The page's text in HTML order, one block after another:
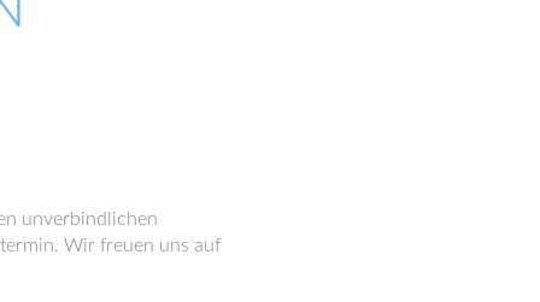
unverbindlichen
Wir freuen uns auf